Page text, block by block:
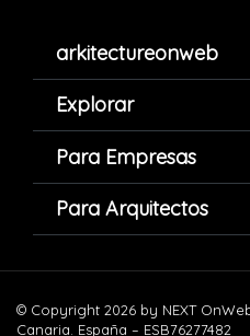
arkitectureonweb
Explorar
Para Empresas
Para Arquitectos
© Copyright 2026 by NEXT
Canaria. España – ESB76277482